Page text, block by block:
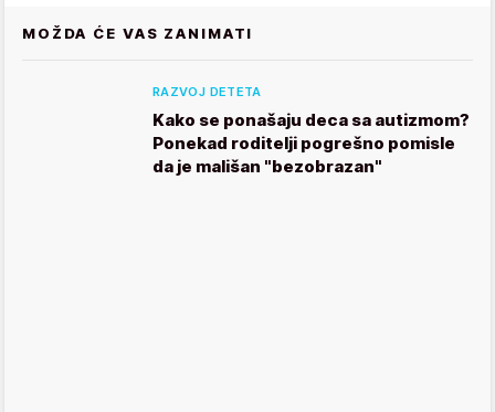
MOŽDA ĆE VAS ZANIMATI
RAZVOJ DETETA
Kako se ponašaju deca sa autizmom?
Ponekad roditelji pogrešno pomisle
da je mališan "bezobrazan"